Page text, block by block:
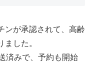
ンが承認されて、高齢
した。
済みで、予約も開始